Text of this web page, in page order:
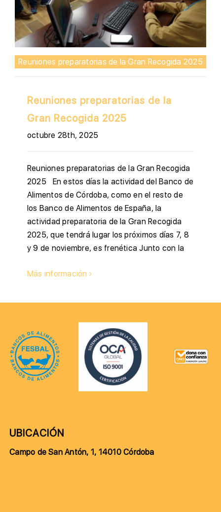
Reuniones preparatorias de la Gran Recogida 2025
Reuniones preparatorias de la
Gran Recogida 2025
octubre 28th, 2025
Reuniones preparatorias de la Gran Recogida
2025 En estos días la actividad del Banco de
Alimentos de Córdoba, como en el resto de
los Banco de Alimentos de España, la
actividad preparatoria de la Gran Recogida
2025, que tendrá lugar los próximos días 7, 8
y 9 de noviembre, es frenética Junto con la
Más información
UBICACIÓN
Campo de San Antón, 1, 14010 Córdoba